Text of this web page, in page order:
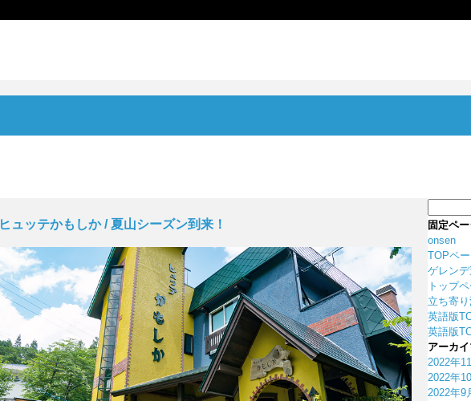
ヒュッテかもしか / 夏山シーズン到来！
索:
固定ペ
onsen
TOPペ
ゲレン
トップ
立ち寄
英語版
英語版
アーカ
2022年
2022年
2022年9